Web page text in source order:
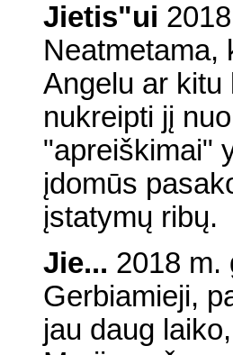
Jietis"ui
Neatmetama,
Angelu ar kitu
nukreipti jį
"apreiškimai"
įdomūs
įstatymų ribų.
Jie... 2018 m.
Gerbiamieji,
jau daug